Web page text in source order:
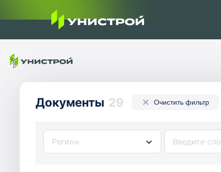
Документы 29 Очистить фильтр
Регион